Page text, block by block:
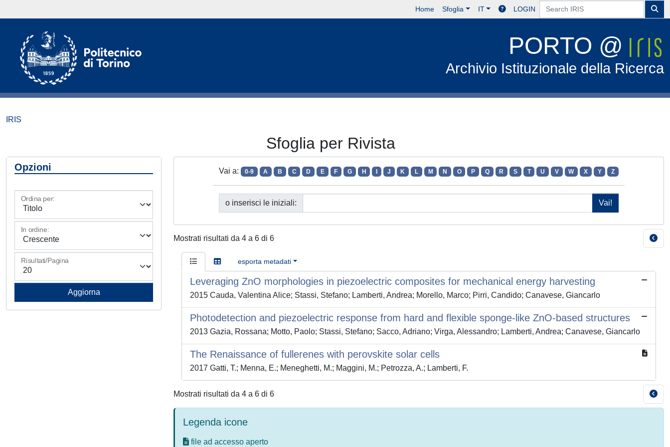
Home Sfoglia IT LOGIN
PORTO @
Archivio Istituzionale della Ricerca
IRIS
Sfoglia per Rivista
Opzioni
Ordina per:
In ordine:
Risultati/Pagina
Vai a: 0-9 A B C D E F G H J K L M N O P Q R S T U V W X Y Z
o inserisci le iniziali:
Mostrati risultati da 4 a 6 di 6
esporta metadati
Leveraging ZnO morphologies in piezoelectric composites for mechanical energy harvesting
2015 Cauda, Valentina Alice; Stassi, Stefano; Lamberti, Andrea; Morello, Marco; Pirri, Candido; Canavese, Giancarlo
Photodetection and piezoelectric response from hard and flexible sponge-like ZnO-based structures
2013 Gazia, Rossana; Motto, Paolo; Stassi, Stefano; Sacco, Adriano; Virga, Alessandro; Lamberti, Andrea; Canavese, Giancarlo
The Renaissance of fullerenes with perovskite solar cells
2017 Gatti, T.; Menna, E.; Meneghetti, M.; Maggini, M.; Petrozza, A.; Lamberti, F.
Mostrati risultati da 4 a 6 di 6
Legenda icone
file ad accesso aperto